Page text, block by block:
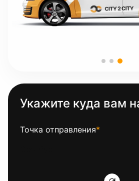
Укажите куда вам
Точка отправления*